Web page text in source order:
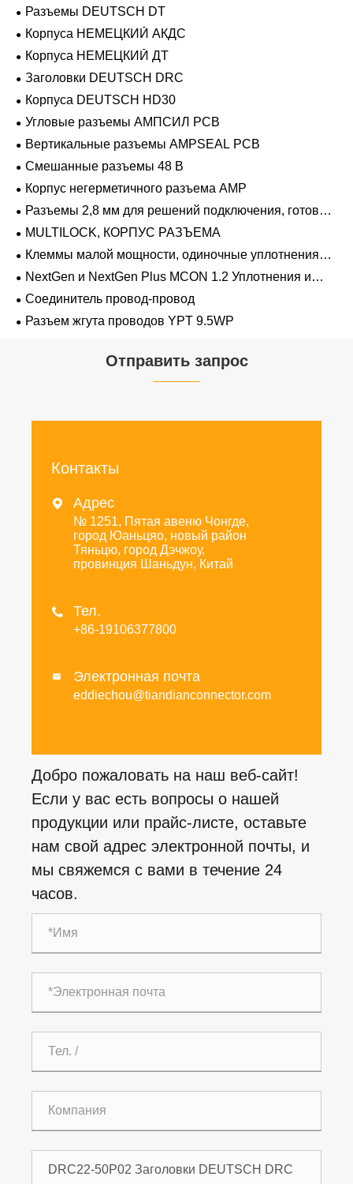
Разъемы DEUTSCH DT
Корпуса НЕМЕЦКИЙ АКДС
Корпуса НЕМЕЦКИЙ ДТ
Заголовки DEUTSCH DRC
Корпуса DEUTSCH HD30
Угловые разъемы АМПСИЛ PCB
Вертикальные разъемы AMPSEAL PCB
Смешанные разъемы 48 В
Корпус негерметичного разъема AMP
Разъемы 2,8 мм для решений подключения, готовых
к напряжению 48 В
MULTILOCK, КОРПУС РАЗЪЕМА
Клеммы малой мощности, одиночные уплотнения
проводов 1,2 мм-2,8 мм
NextGen и NextGen Plus MCON 1.2 Уплотнения и
заглушки для полостей с одинарной проволокой с
замком-копьем
Соединитель провод-провод
Разъем жгута проводов YPT 9.5WP
Отправить запрос
Контакты
 Адрес
№ 1251, Пятая авеню Чонгде,
город Юаньцяо, новый район
Тяньцю, город Дэчжоу,
провинция Шаньдун, Китай
 Тел.
+86-19106377800
 Электронная почта
eddiechou@tiandianconnector.com
Добро пожаловать на наш веб-сайт!
Если у вас есть вопросы о нашей
продукции или прайс-листе, оставьте
нам свой адрес электронной почты, и
мы свяжемся с вами в течение 24
часов.